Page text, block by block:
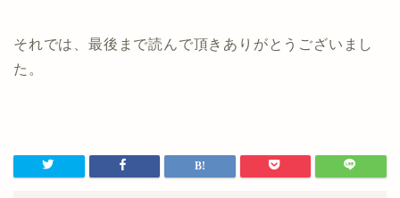
それでは、最後まで読んで頂きありがとうございまし
た。